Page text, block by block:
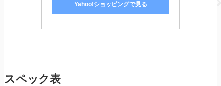
Yahoo!ショッピングで見る
スペック表